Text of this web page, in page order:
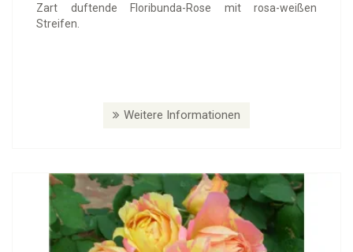
Zart duftende Floribunda-Rose mit rosa-weißen
Streifen.
Weitere Informationen